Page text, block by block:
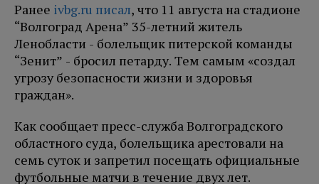
Ранее ivbg.ru писал, что 11 августа на стадионе
“Волгоград Арена” 35-летний житель
Ленобласти - болельщик питерской команды
“Зенит” - бросил петарду. Тем самым «создал
угрозу безопасности жизни и здоровья
граждан».
Как сообщает пресс-служба Волгоградского
областного суда, болельщика арестовали на
семь суток и запретил посещать официальные
футбольные матчи в течение двух лет.